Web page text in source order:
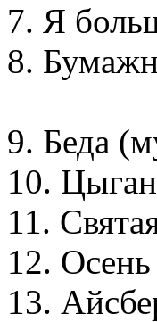
7. Я
8.
9. Беда
10.
11.
12.
13.